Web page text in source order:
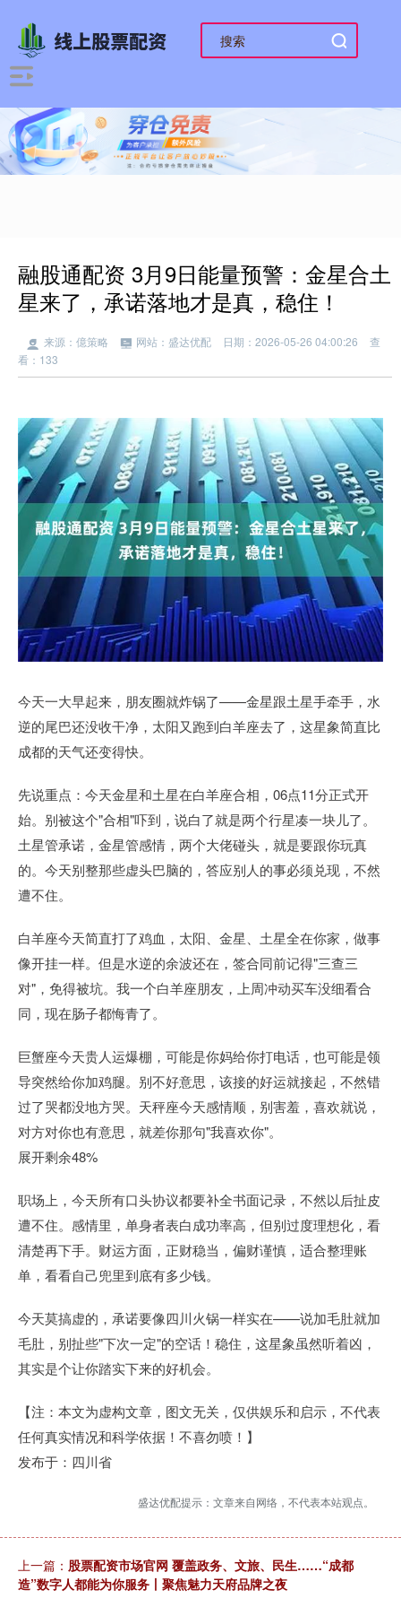
融股通配资 3月9日能量预警：金星合土
星来了，承诺落地才是真，稳住！
来源：億策略 网站：盛达优配 日期：2026-05-26 04:00:26
查
看：133
今天一大早起来，朋友圈就炸锅了——金星跟土星手牵手，水
逆的尾巴还没收干净，太阳又跑到白羊座去了，这星象简直比
成都的天气还变得快。
先说重点：今天金星和土星在白羊座合相，06点11分正式开
始。别被这个"合相"吓到，说白了就是两个行星凑一块儿了。
土星管承诺，金星管感情，两个大佬碰头，就是要跟你玩真
的。今天别整那些虚头巴脑的，答应别人的事必须兑现，不然
遭不住。
白羊座今天简直打了鸡血，太阳、金星、土星全在你家，做事
像开挂一样。但是水逆的余波还在，签合同前记得"三查三
对"，免得被坑。我一个白羊座朋友，上周冲动买车没细看合
同，现在肠子都悔青了。
巨蟹座今天贵人运爆棚，可能是你妈给你打电话，也可能是领
导突然给你加鸡腿。别不好意思，该接的好运就接起，不然错
过了哭都没地方哭。天秤座今天感情顺，别害羞，喜欢就说，
对方对你也有意思，就差你那句"我喜欢你"。
展开剩余48%
职场上，今天所有口头协议都要补全书面记录，不然以后扯皮
遭不住。感情里，单身者表白成功率高，但别过度理想化，看
清楚再下手。财运方面，正财稳当，偏财谨慎，适合整理账
单，看看自己兜里到底有多少钱。
今天莫搞虚的，承诺要像四川火锅一样实在——说加毛肚就加
毛肚，别扯些"下次一定"的空话！稳住，这星象虽然听着凶，
其实是个让你踏实下来的好机会。
【注：本文为虚构文章，图文无关，仅供娱乐和启示，不代表
任何真实情况和科学依据！不喜勿喷！】
发布于：四川省
盛达优配提示：文章来自网络，不代表本站观点。
上一篇： 股票配资市场官网 覆盖政务、文旅、民生……“成都
造”数字人都能为你服务丨聚焦魅力天府品牌之夜